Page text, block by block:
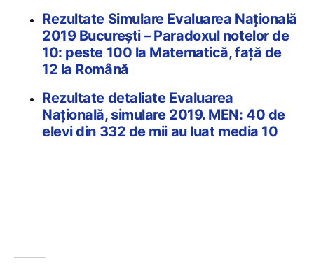
Rezultate Simulare Evaluarea Națională
2019 București – Paradoxul notelor de
10: peste 100 la Matematică, față de
12 la Română
Rezultate detaliate Evaluarea
Națională, simulare 2019. MEN: 40 de
elevi din 332 de mii au luat media 10